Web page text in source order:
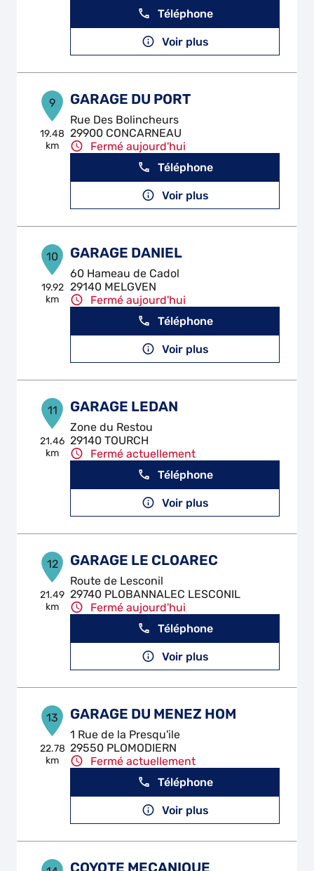
Téléphone
Voir plus
9
19.48
km
GARAGE DU PORT
Rue Des Bolincheurs
29900 CONCARNEAU
Fermé aujourd'hui
Téléphone
Voir plus
10
19.92
km
GARAGE DANIEL
60 Hameau de Cadol
29140 MELGVEN
Fermé aujourd'hui
Téléphone
Voir plus
11
21.46
km
GARAGE LEDAN
Zone du Restou
29140 TOURCH
Fermé actuellement
Téléphone
Voir plus
12
21.49
km
GARAGE LE CLOAREC
Route de Lesconil
29740 PLOBANNALEC LESCONIL
Fermé aujourd'hui
Téléphone
Voir plus
13
22.78
km
GARAGE DU MENEZ HOM
1 Rue de la Presqu'ile
29550 PLOMODIERN
Fermé actuellement
Téléphone
Voir plus
COYOTE MECANIQUE